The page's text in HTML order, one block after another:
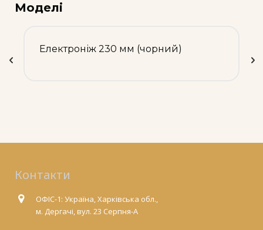
Моделі
Електроніж 230 мм (чорний)
Контакти
ОФІС-1: Україна, Харківська обл.,
м. Дергачі, вул. 23 Серпня-А